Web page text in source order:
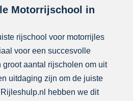
Motorrijschool in
rijschool voor motorrijles
voor een succesvolle
aantal rijscholen om uit
uitdaging zijn om de juiste
hebben we dit